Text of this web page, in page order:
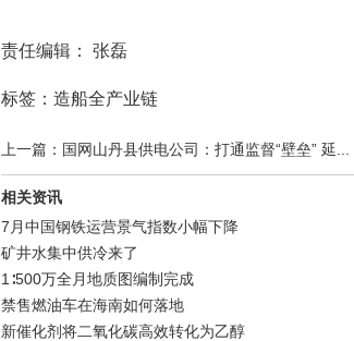
责任编辑： 张磊
标签：造船全产业链
上一篇：国网山丹县供电公司：打通监督“壁垒” 延...
相关资讯
7月中国钢铁运营景气指数小幅下降
矿井水集中供冷来了
1∶500万全月地质图编制完成
禁售燃油车在海南如何落地
新催化剂将二氧化碳高效转化为乙醇